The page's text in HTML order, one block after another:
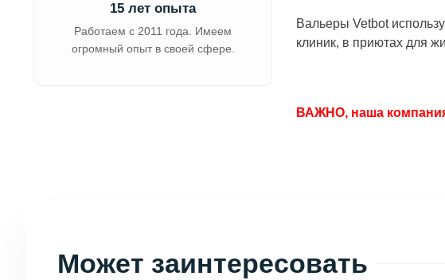
15 лет опыта
Работаем с 2011 года. Имеем
огромный опыт в своей сфере.
Вальеры Vetbot
клиник, в приютах для
ВАЖНО, наша
Может заинтересовать